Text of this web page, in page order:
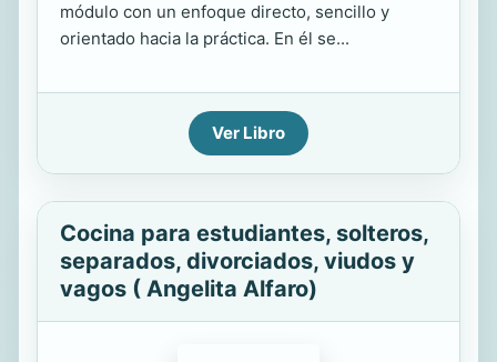
módulo con un enfoque directo, sencillo y
orientado hacia la práctica. En él se...
Ver Libro
Cocina para estudiantes, solteros,
separados, divorciados, viudos y
vagos ( Angelita Alfaro)